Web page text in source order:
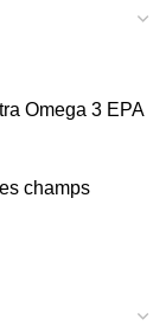
Omega 3 EPA
champs